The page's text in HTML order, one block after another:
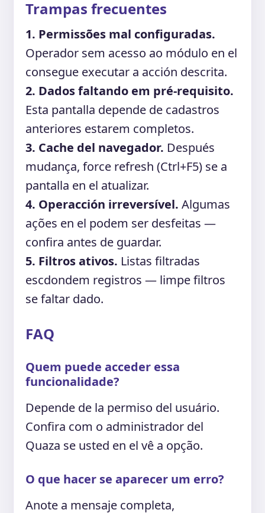
Trampas frecuentes
1. Permissões mal configuradas.
Operador sem acesso ao módulo en el
consegue executar a acción descrita.
2. Dados faltando em pré-requisito.
Esta pantalla depende de cadastros
anteriores estarem completos.
3. Cache del navegador. Después
mudança, force refresh (Ctrl+F5) se a
pantalla en el atualizar.
4. Operacción irreversível. Algumas
ações en el podem ser desfeitas —
confira antes de guardar.
5. Filtros ativos. Listas filtradas
escdondem registros — limpe filtros
se faltar dado.
FAQ
Quem puede acceder essa
funcionalidade?
Depende de la permiso del usuário.
Confira com o administrador del
Quaza se usted en el vê a opção.
O que hacer se aparecer um erro?
Anote a mensaje completa,